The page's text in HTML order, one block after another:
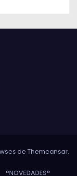
de Themeansar.
°NOVEDADES°